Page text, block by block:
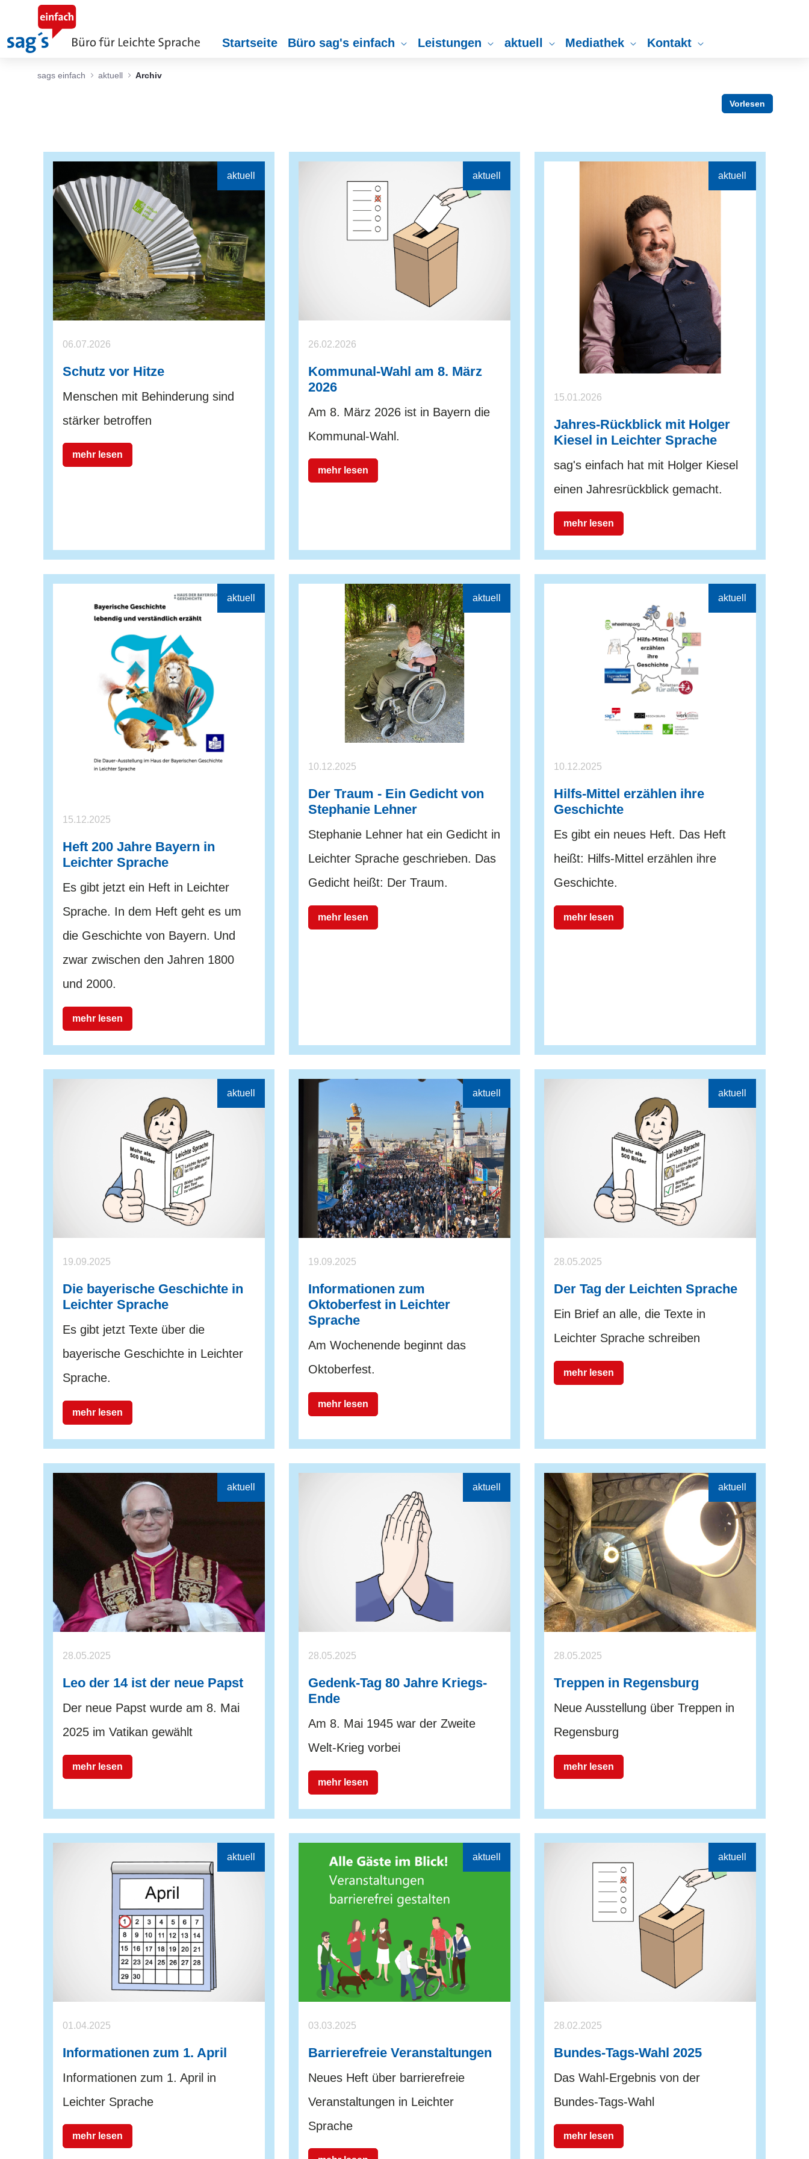
Skip to Main Content
Startseite Büro sag's einfach Leistungen aktuell Mediathek Kontakt
sags einfach aktuell Archiv
Vorlesen
06.07.2026
Schutz vor Hitze
Menschen mit Behinderung sind
stärker betroffen
mehr lesen
26.02.2026
Kommunal-Wahl am 8. März
2026
Am 8. März 2026 ist in Bayern die
Kommunal-Wahl.
mehr lesen
15.01.2026
Jahres-Rückblick mit Holger
Kiesel in Leichter Sprache
sag's einfach hat mit Holger Kiesel
einen Jahresrückblick gemacht.
mehr lesen
15.12.2025
Heft 200 Jahre Bayern in
Leichter Sprache
Es gibt jetzt ein Heft in Leichter
Sprache. In dem Heft geht es um
die Geschichte von Bayern. Und
zwar zwischen den Jahren 1800
und 2000.
mehr lesen
10.12.2025
Der Traum - Ein Gedicht von
Stephanie Lehner
Stephanie Lehner hat ein Gedicht in
Leichter Sprache geschrieben. Das
Gedicht heißt: Der Traum.
mehr lesen
10.12.2025
Hilfs-Mittel erzählen ihre
Geschichte
Es gibt ein neues Heft. Das Heft
heißt: Hilfs-Mittel erzählen ihre
Geschichte.
mehr lesen
19.09.2025
Die bayerische Geschichte in
Leichter Sprache
Es gibt jetzt Texte über die
bayerische Geschichte in Leichter
Sprache.
mehr lesen
19.09.2025
Informationen zum
Oktoberfest in Leichter
Sprache
Am Wochenende beginnt das
Oktoberfest.
mehr lesen
28.05.2025
Der Tag der Leichten Sprache
Ein Brief an alle, die Texte in
Leichter Sprache schreiben
mehr lesen
28.05.2025
Leo der 14 ist der neue Papst
Der neue Papst wurde am 8. Mai
2025 im Vatikan gewählt
mehr lesen
28.05.2025
Gedenk-Tag 80 Jahre Kriegs-
Ende
Am 8. Mai 1945 war der Zweite
Welt-Krieg vorbei
mehr lesen
28.05.2025
Treppen in Regensburg
Neue Ausstellung über Treppen in
Regensburg
mehr lesen
01.04.2025
Informationen zum 1. April
Informationen zum 1. April in
Leichter Sprache
mehr lesen
03.03.2025
Barrierefreie Veranstaltungen
Neues Heft über barrierefreie
Veranstaltungen in Leichter
Sprache
28.02.2025
Bundes-Tags-Wahl 2025
Das Wahl-Ergebnis von der
Bundes-Tags-Wahl
mehr lesen